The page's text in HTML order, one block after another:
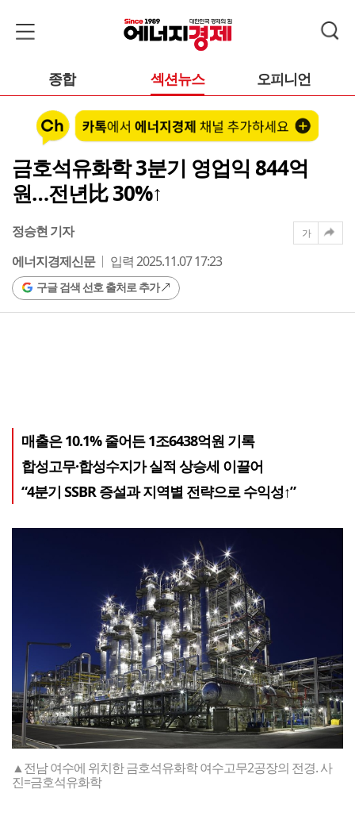
종합 섹션뉴스 오피니언
금호석유화학 3분기 영업익 844억
원…전년比 30%↑
정승현 기자
에너지경제신문
입력 2025.11.07 17:23
구글 검색 선호 출처로 추가
가
매출은 10.1% 줄어든 1조6438억원 기록
합성고무·합성수지가 실적 상승세 이끌어
“4분기 SSBR 증설과 지역별 전략으로 수익성↑”
▲전남 여수에 위치한 금호석유화학 여수고무2공장의 전경. 사
진=금호석유화학